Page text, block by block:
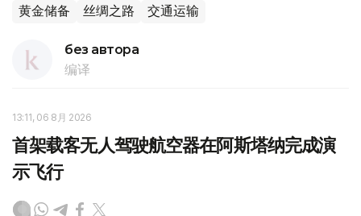
黄金储备 丝绸之路 交通运输
без автора
编译
13:11, 06 8月 2026
首架载客无人驾驶航空器在阿斯塔纳完成演
示飞行